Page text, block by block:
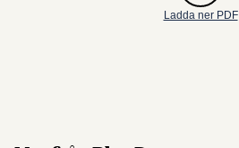
Ladda ner PDF